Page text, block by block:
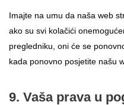
Imajte na umu da naša web
ako su svi kolačići
pregledniku, oni će se
kada ponovno posjetite našu
9. Vaša prava u